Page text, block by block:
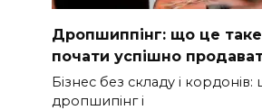
Дропшиппінг: що це таке
почати успішно
Бізнес без складу і кордонів:
дропшипінг і